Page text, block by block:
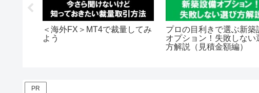
＜海外FX＞MT4で裁量してみ
よう
プロの目利きで選ぶ新築
オプション！失敗しない
方解説（見積金額編）
PR